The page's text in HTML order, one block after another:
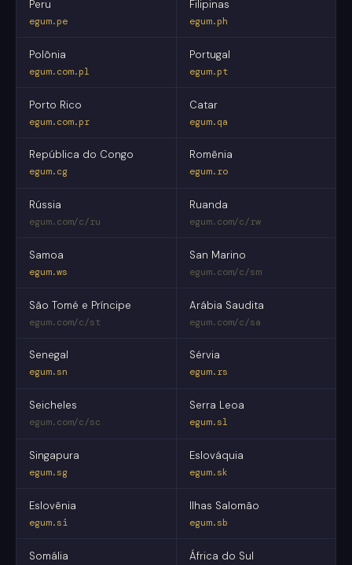
Peru
egum.pe
Filipinas
egum.ph
Polônia
egum.com.pl
Portugal
egum.pt
Porto Rico
egum.com.pr
Catar
egum.qa
República do Congo
egum.cg
Romênia
egum.ro
Rússia
egum.com/c/ru
Ruanda
egum.com/c/rw
Samoa
egum.ws
San Marino
egum.com/c/sm
São Tomé e Príncipe
egum.com/c/st
Arábia Saudita
egum.com/c/sa
Senegal
egum.sn
Sérvia
egum.rs
Seicheles
egum.com/c/sc
Serra Leoa
egum.sl
Singapura
egum.sg
Eslováquia
egum.sk
Eslovênia
egum.si
Ilhas Salomão
egum.sb
Somália África do Sul